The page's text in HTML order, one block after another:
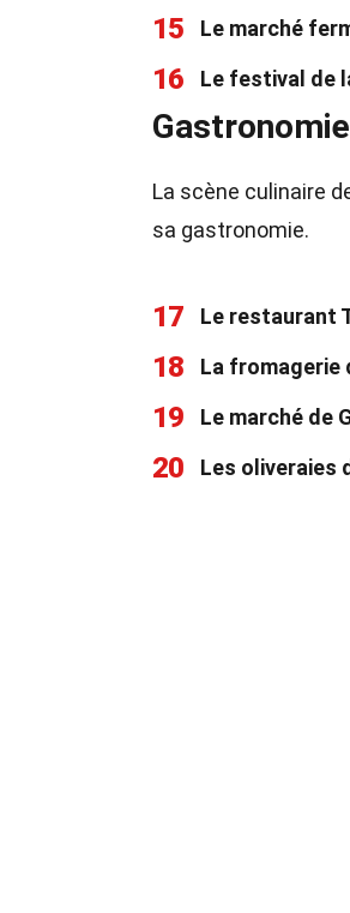
15 Le marché
16 Le festival de
Gastronomie
La scène culinaire
sa gastronomie.
17 Le restaurant
18 La fromagerie
19 Le marché de
20 Les oliveraies